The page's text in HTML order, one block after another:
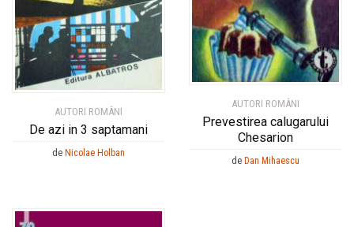
AUTORI ROMÂNI
De azi in 3 saptamani
de Nicolae Holban
AUTORI ROMÂNI
Prevestirea calugarului
Chesarion
de Dan Mihaescu